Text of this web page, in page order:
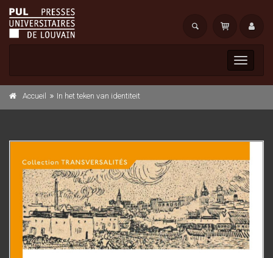
Toggle
Accueil In het teken van identiteit